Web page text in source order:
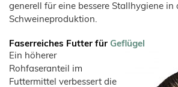
generell für eine bessere Stallhygiene in
Schweineproduktion.
Faserreiches Futter für Geflügel
Ein höherer
Rohfaseranteil im
Futtermittel verbessert die